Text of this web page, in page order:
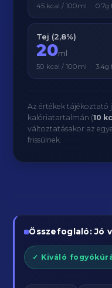
45 kcal / 100ml · 0.7g
Tej (2,8%)
20ml
50 kcal / 100ml · 3.4g
Az értékek tájékoztató
kalóriatartalmán (10
változtatásakor az
frissülnek.
Összefoglaló: Jó
✓ Kiváló